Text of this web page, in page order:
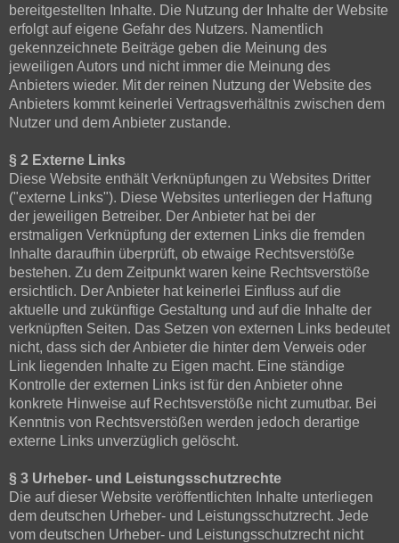
bereitgestellten Inhalte. Die Nutzung der Inhalte der Website
erfolgt auf eigene Gefahr des Nutzers. Namentlich
gekennzeichnete Beiträge geben die Meinung des
jeweiligen Autors und nicht immer die Meinung des
Anbieters wieder. Mit der reinen Nutzung der Website des
Anbieters kommt keinerlei Vertragsverhältnis zwischen dem
Nutzer und dem Anbieter zustande.
§ 2 Externe Links
Diese Website enthält Verknüpfungen zu Websites Dritter
("externe Links"). Diese Websites unterliegen der Haftung
der jeweiligen Betreiber. Der Anbieter hat bei der
erstmaligen Verknüpfung der externen Links die fremden
Inhalte daraufhin überprüft, ob etwaige Rechtsverstöße
bestehen. Zu dem Zeitpunkt waren keine Rechtsverstöße
ersichtlich. Der Anbieter hat keinerlei Einfluss auf die
aktuelle und zukünftige Gestaltung und auf die Inhalte der
verknüpften Seiten. Das Setzen von externen Links bedeutet
nicht, dass sich der Anbieter die hinter dem Verweis oder
Link liegenden Inhalte zu Eigen macht. Eine ständige
Kontrolle der externen Links ist für den Anbieter ohne
konkrete Hinweise auf Rechtsverstöße nicht zumutbar. Bei
Kenntnis von Rechtsverstößen werden jedoch derartige
externe Links unverzüglich gelöscht.
§ 3 Urheber- und Leistungsschutzrechte
Die auf dieser Website veröffentlichten Inhalte unterliegen
dem deutschen Urheber- und Leistungsschutzrecht. Jede
vom deutschen Urheber- und Leistungsschutzrecht nicht